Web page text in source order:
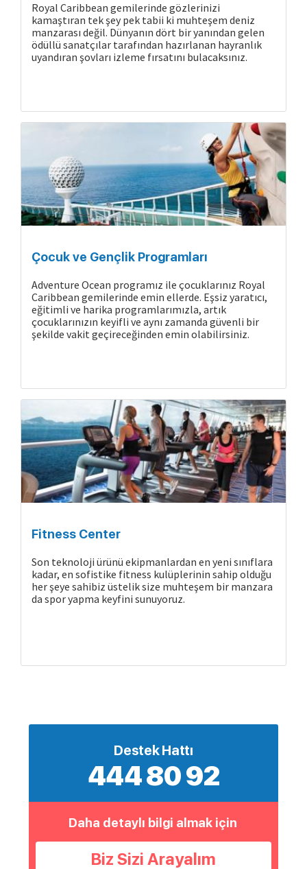
Gemide Yaşam
Royal Caribbean gemilerinde gözlerinizi
kamaştıran tek şey pek tabii ki muhteşem deniz
manzarası değil. Dünyanın dört bir yanından gelen
ödüllü sanatçılar tarafından hazırlanan hayranlık
uyandıran şovları izleme fırsatını bulacaksınız.
Çocuk ve Gençlik Programları
Adventure Ocean programız ile çocuklarınız Royal
Caribbean gemilerinde emin ellerde. Eşsiz yaratıcı,
eğitimli ve harika programlarımızla, artık
çocuklarınızın keyifli ve aynı zamanda güvenli bir
şekilde vakit geçireceğinden emin olabilirsiniz.
Fitness Center
Son teknoloji ürünü ekipmanlardan en yeni sınıflara
kadar, en sofistike fitness kulüplerinin sahip olduğu
her şeye sahibiz üstelik size muhteşem bir manzara
da spor yapma keyfini sunuyoruz.
Destek Hattı
444 80 92
Daha detaylı bilgi almak için
Biz Sizi Arayalım